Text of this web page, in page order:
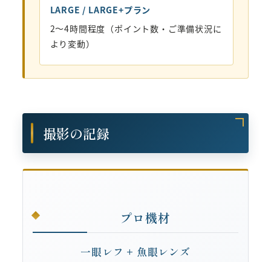
LARGE / LARGE+プラン
2〜4時間程度（ポイント数・ご準備状況に
より変動）
撮影の記録
プロ機材
一眼レフ + 魚眼レンズ